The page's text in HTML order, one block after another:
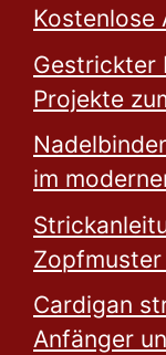
Kostenlose
Gestrickter
Projekte
im
Cardigan
Anfänger